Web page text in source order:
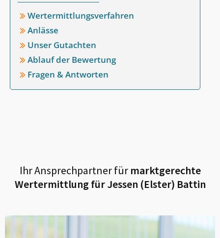
Wertermittlungsverfahren
Anlässe
Unser Gutachten
Ablauf der Bewertung
Fragen & Antworten
Ihr Ansprechpartner fürmarktgerechte
Wertermittlung fürJessen (Elster) Battin